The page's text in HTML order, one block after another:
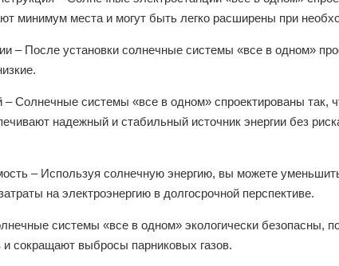
минимум места и могут быть легко расширены при
– После установки солнечные системы «все в одном»
Солнечные системы «все в одном» спроектированы
надежный и стабильный источник энергии без
– Используя солнечную энергию, вы можете
на электроэнергию в долгосрочной перспективе.
системы «все в одном» экологически безопасны,
сокращают выбросы парниковых газов.